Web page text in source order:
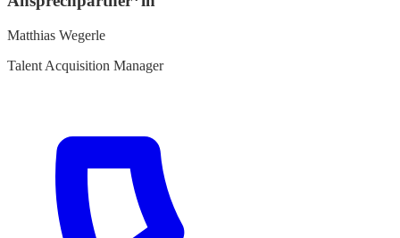
Matthias Wegerle
Talent Acquisition Manager